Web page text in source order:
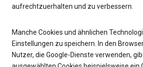
aufrechtzuerhalten und zu verbessern.
Manche Cookies und ähnlichen
Einstellungen zu speichern. In den
Nutzer, die Google-Dienste verwenden,